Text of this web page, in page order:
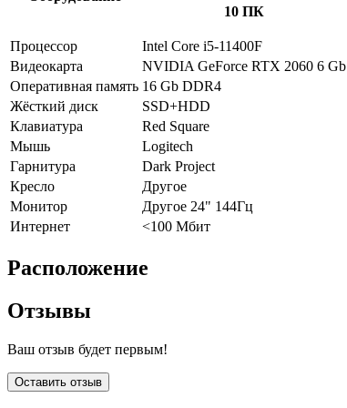
10 ПК
Процессор Intel Core i5-11400F
Видеокарта
NVIDIA GeForce RTX 2060 6 Gb
Оперативная память 16 Gb DDR4
Жёсткий диск
SSD+HDD
Клавиатура
Red Square
Мышь
Logitech
Гарнитура
Dark Project
Кресло
Другое
Монитор
Другое 24" 144Гц
Интернет
<100 Мбит
Расположение
Отзывы
Ваш отзыв будет первым!
Оставить отзыв